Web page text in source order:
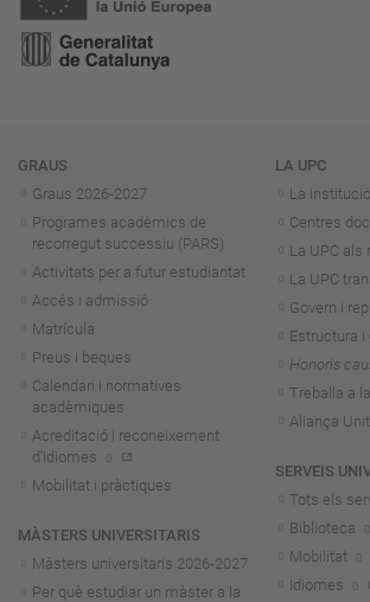
Navegació
GRAUS
Graus 2026-2027
Programes acadèmics de
recorregut successiu (PARS)
Activitats per a futur estudiantat
Accés i admissió
Matrícula
Preus i beques
Calendari i normatives
acadèmiques
Acreditació i reconeixement
d'idiomes
Mobilitat i pràctiques
MÀSTERS UNIVERSITARIS
Màsters universitaris 2026-2027
Per què estudiar un màster a la
LA UPC
La institució
Centres
La UPC als
La UPC
Govern i
Estructura
Honoris
Treballa a
Aliança
SERVEIS
Tots els
Biblioteca
Mobilitat
Idiomes